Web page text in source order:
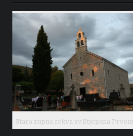
Stara župna crkva sv.Stjepana